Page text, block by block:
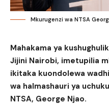
Mkurugenzi wa NTSA
Mahakama ya
Jijini Nairobi, imetupilia
ikitaka kuondolewa
wa halmashauri ya
NTSA, George Njao.